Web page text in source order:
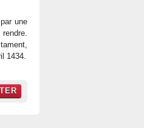
une
1434.